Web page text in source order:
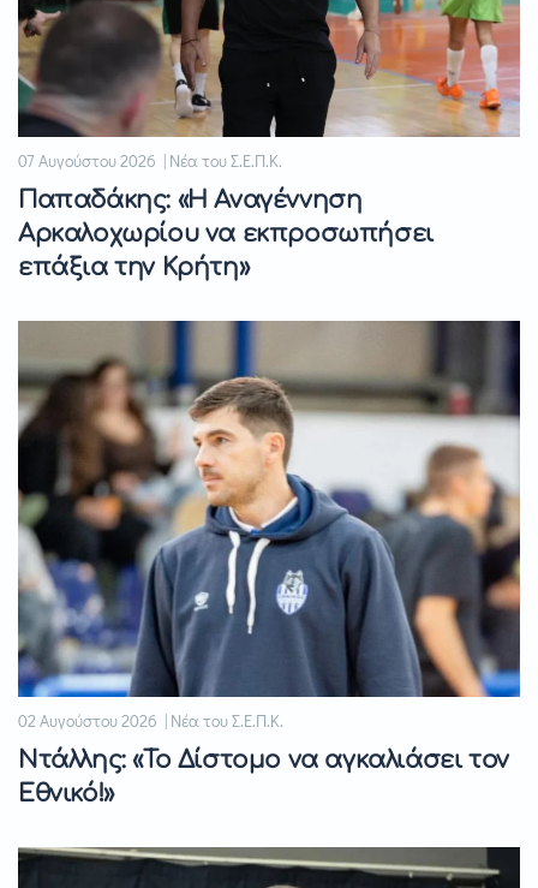
07 Αυγούστου 2026 | Νέα του Σ.Ε.Π.Κ.
Παπαδάκης: «Η Αναγέννηση
Αρκαλοχωρίου να εκπροσωπήσει
επάξια την Κρήτη»
02 Αυγούστου 2026 | Νέα του Σ.Ε.Π.Κ.
Ντάλλης: «Το Δίστομο να αγκαλιάσει τον
Εθνικό!»